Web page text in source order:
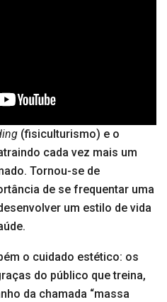
(fisiculturismo) e o
cada vez mais um
Tornou-se de
de se frequentar uma
um estilo de vida
o cuidado estético: os
do público que treina,
da chamada “massa